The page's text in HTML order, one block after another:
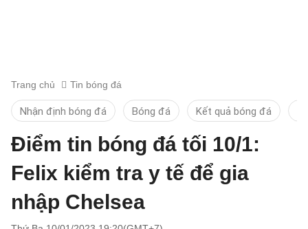
Trang chủ Tin bóng đá
Nhận định bóng đá Bóng đá Kết quả bóng đá
Điểm tin bóng đá tối 10/1:
Felix kiểm tra y tế để gia
nhập Chelsea